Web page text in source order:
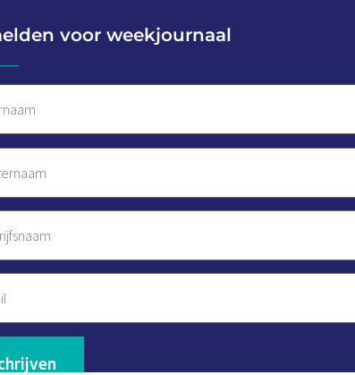
voor weekjournaal